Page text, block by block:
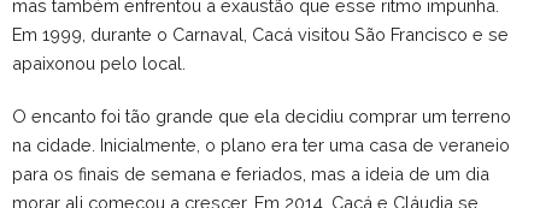
mas também enfrentou a exaustão que esse ritmo impunha.
Em 1999, durante o Carnaval, Cacá visitou São Francisco e se
apaixonou pelo local.
O encanto foi tão grande que ela decidiu comprar um terreno
na cidade. Inicialmente, o plano era ter uma casa de veraneio
para os finais de semana e feriados, mas a ideia de um dia
morar ali começou a crescer. Em 2014, Cacá e Cláudia se